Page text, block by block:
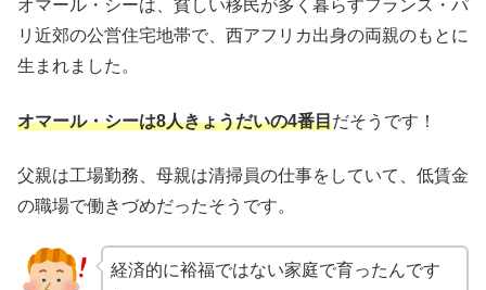
オマール・シーは、貧しい移民が多く暮らすフランス・パ
リ近郊の公営住宅地帯で、西アフリカ出身の両親のもとに
生まれました。
オマール・シーは8人きょうだいの4番目だそうです！
父親は工場勤務、母親は清掃員の仕事をしていて、低賃金
の職場で働きづめだったそうです。
経済的に裕福ではない家庭で育ったんです